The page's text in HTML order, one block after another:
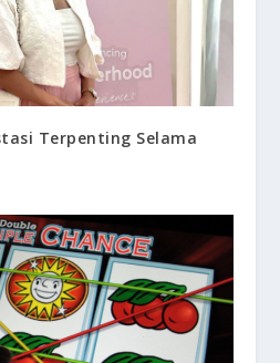
Terpenting Selama